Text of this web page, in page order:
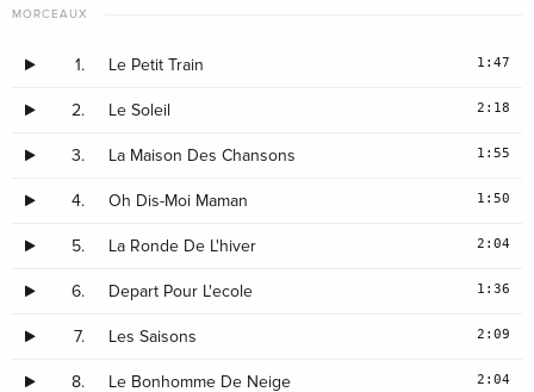
MORCEAUX
1. Le Petit Train 1:47
2. Le Soleil 2:18
3. La Maison Des Chansons 1:55
4. Oh Dis-Moi Maman 1:50
5. La Ronde De L'hiver 2:04
6. Depart Pour L'ecole 1:36
7. Les Saisons 2:09
8. Le Bonhomme De Neige 2:04